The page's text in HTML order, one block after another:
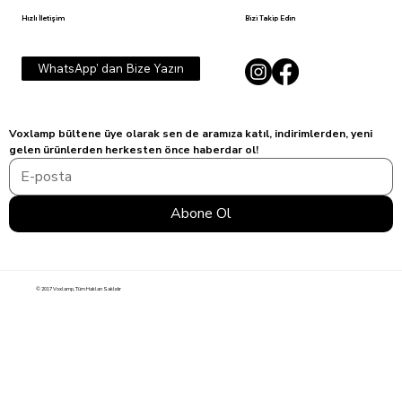
Hızlı İletişim
WhatsApp' dan Bize Yazın
Bizi Takip Edin
Voxlamp bültene üye olarak sen de aramıza katıl, indirimlerden, yeni
gelen ürünlerden herkesten önce haberdar ol!
Abone Ol
© 2017 Voxlamp, Tüm Hakları Saklıdır